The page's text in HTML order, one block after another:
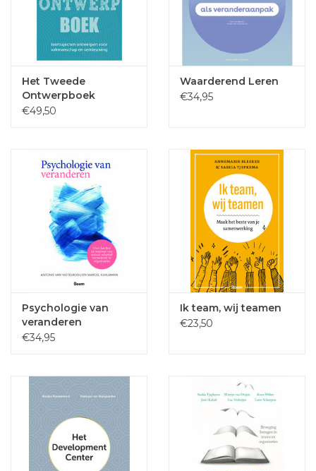
Het Tweede
Ontwerpboek
€49,50
Waarderend Leren
€34,95
Psychologie van
veranderen
€34,95
Ik team, wij teamen
€23,50